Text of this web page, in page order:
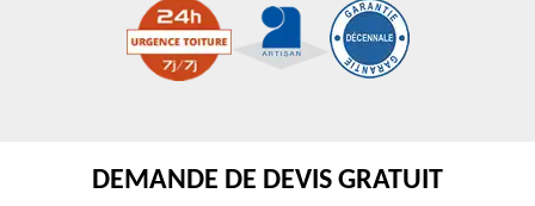
DEMANDE DE DEVIS GRATUIT